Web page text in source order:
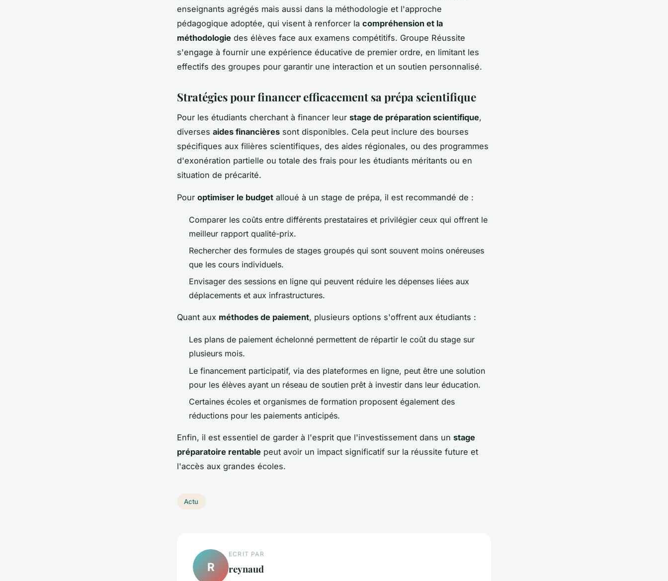
enseignants agrégés mais aussi dans la méthodologie et l'approche
pédagogique adoptée, qui visent à renforcer la compréhension et la
méthodologie des élèves face aux examens compétitifs. Groupe Réussite
s'engage à fournir une expérience éducative de premier ordre, en limitant les
effectifs des groupes pour garantir une interaction et un soutien personnalisé.
Stratégies pour financer efficacement sa prépa scientifique
Pour les étudiants cherchant à financer leur stage de préparation scientifique,
diverses aides financières sont disponibles. Cela peut inclure des bourses
spécifiques aux filières scientifiques, des aides régionales, ou des programmes
d'exonération partielle ou totale des frais pour les étudiants méritants ou en
situation de précarité.
Pour optimiser le budget alloué à un stage de prépa, il est recommandé de :
Comparer les coûts entre différents prestataires et privilégier ceux qui offrent le
meilleur rapport qualité-prix.
Rechercher des formules de stages groupés qui sont souvent moins onéreuses
que les cours individuels.
Envisager des sessions en ligne qui peuvent réduire les dépenses liées aux
déplacements et aux infrastructures.
Quant aux méthodes de paiement, plusieurs options s'offrent aux étudiants :
Les plans de paiement échelonné permettent de répartir le coût du stage sur
plusieurs mois.
Le financement participatif, via des plateformes en ligne, peut être une solution
pour les élèves ayant un réseau de soutien prêt à investir dans leur éducation.
Certaines écoles et organismes de formation proposent également des
réductions pour les paiements anticipés.
Enfin, il est essentiel de garder à l'esprit que l'investissement dans un stage
préparatoire rentable peut avoir un impact significatif sur la réussite future et
l'accès aux grandes écoles.
Actu
R
ECRIT PAR
reynaud